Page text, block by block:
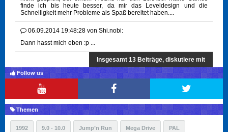
finde ich bis heute besser, da mir das Leveldesign und die
Schnelligkeit mehr Probleme als Spaß bereitet haben....
06.09.2014 19:48:28 von Shi.nobi:
Dann hasst mich eben :p ...
Insgesamt 13 Beiträge, diskutiere mit
Follow us
Themen
1992 9.0 - 10.0 Jump’n Run Mega Drive PAL